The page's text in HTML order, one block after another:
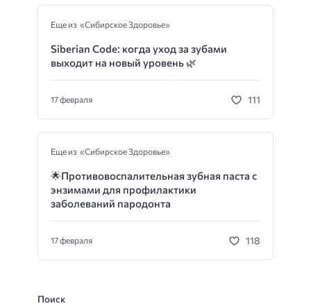
Еще из «Сибирское Здоровье»
Siberian Code: когда уход за зубами
выходит на новый уровень 🌿
17 февраля 111
Еще из «Сибирское Здоровье»
🌟Противовоспалительная зубная паста с
энзимами для профилактики
заболеваний пародонта
17 февраля 118
Поиск